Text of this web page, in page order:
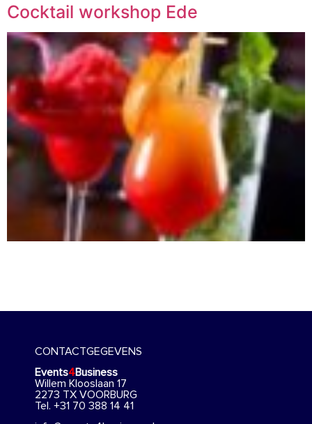
Cocktail workshop Ede
CONTACTGEGEVENS
Events4Business
Willem Klooslaan 17
2273 TX VOORBURG
Tel. +31 70 388 14 41